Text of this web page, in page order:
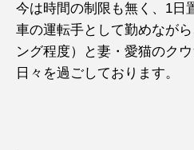
今は時間の制限も無く、1日
車の運転手として勤めなが
ング程度）と妻・愛猫のク
日々を過ごしております。